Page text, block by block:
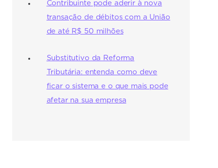
Contribuinte pode aderir à nova
transação de débitos com a União
de até R$ 50 milhões
Substitutivo da Reforma
Tributária: entenda como deve
ficar o sistema e o que mais pode
afetar na sua empresa